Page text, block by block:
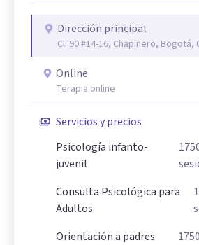
Dirección principal
Cl. 90 #14-16, Chapinero, Bogotá,
Online
Terapia online
Servicios y precios
Psicología infanto-
juvenil
Consulta Psicológica para
Adultos
Orientación a padres